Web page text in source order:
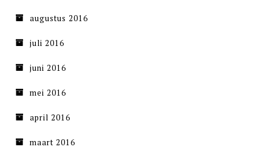
augustus 2016
juli 2016
juni 2016
mei 2016
april 2016
maart 2016